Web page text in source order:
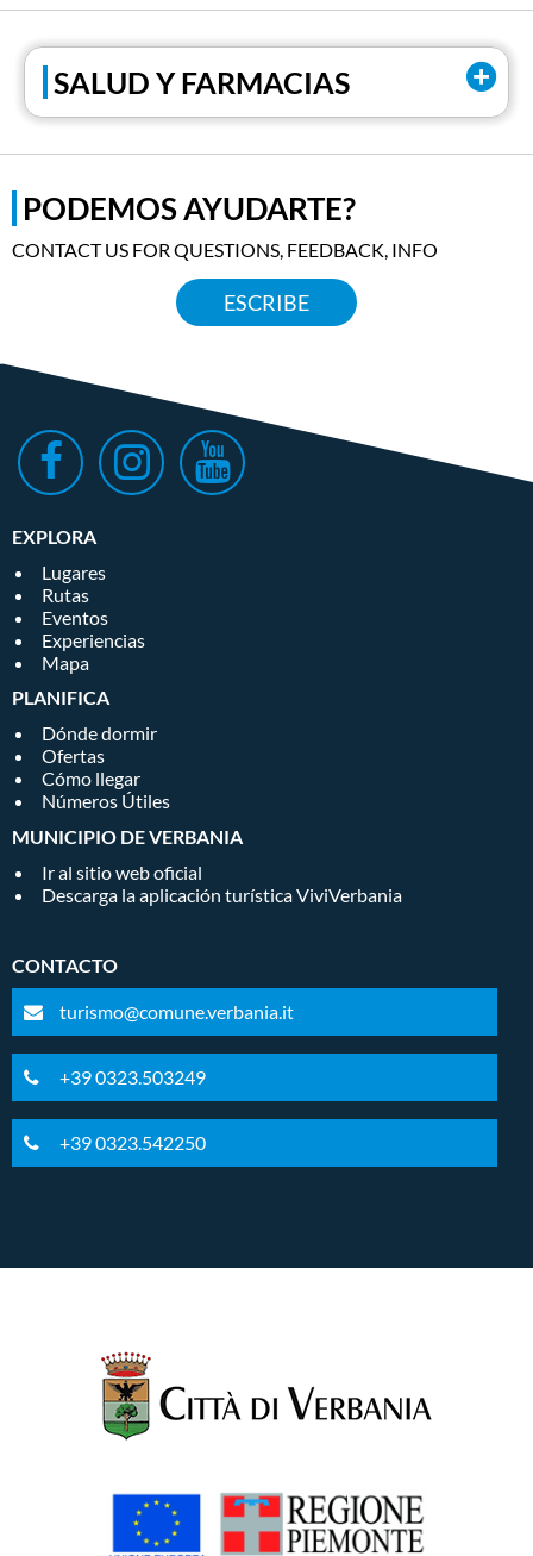
SALUD Y FARMACIAS
PODEMOS AYUDARTE?
CONTACT US FOR QUESTIONS, FEEDBACK, INFO
ESCRIBE
EXPLORA
Lugares
Rutas
Eventos
Experiencias
Mapa
PLANIFICA
Dónde dormir
Ofertas
Cómo llegar
Números Útiles
MUNICIPIO DE VERBANIA
Ir al sitio web oficial
Descarga la aplicación turística ViviVerbania
CONTACTO
turismo@comune.verbania.it
+39 0323.503249
+39 0323.542250